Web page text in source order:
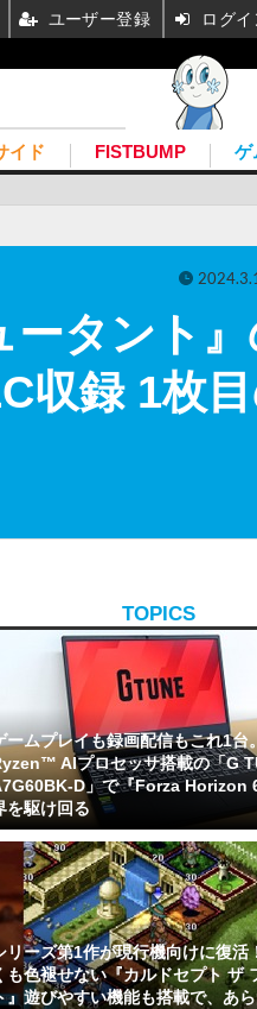
イド FISTBUMP ゲ
ータント』
収録 1枚
TOPICS
ームプレイも録画配信もこれ1台
AIプロセッサ搭載の「G
D」で『Forza Horizon
を駆け回る
リーズ第1作が現行機向けに復活
も色褪せない『カルドセプト ザ
』遊びやすい機能も搭載で、あ
ユーザー登録 ログイ